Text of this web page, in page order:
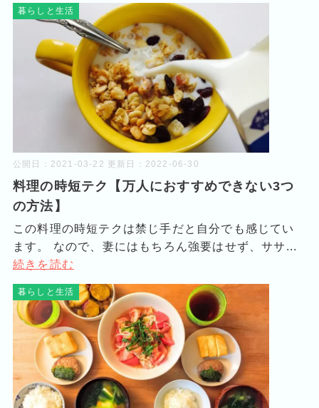
暮らしと生活
公開日： 2021-03-22 更新日： 2022-06-30
料理の時短テク【万人におすすめできない3つ
の方法】
この料理の時短テクは禁じ手だと自分でも感じてい
ます。 なので、妻にはもちろん強要はせず、ササ...
続きを読む
暮らしと生活